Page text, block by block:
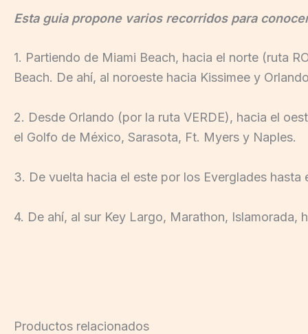
Esta guia propone varios recorridos para
1. Partiendo de Miami Beach, hacia el norte (ruta
Beach. De ahí, al noroeste hacia Kissimee y
2. Desde Orlando (por la ruta VERDE), hacia el
el Golfo de México, Sarasota, Ft. Myers y Naples.
3. De vuelta hacia el este por los Everglades hasta
4. De ahí, al sur Key Largo, Marathon, Islamorada,
Productos relacionados